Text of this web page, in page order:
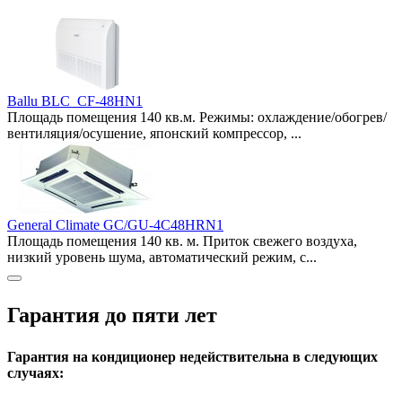
Ballu BLC_CF-48HN1
Площадь помещения 140 кв.м. Режимы: охлаждение/обогрев/
вентиляция/осушение, японский компрессор, ...
General Climate GC/GU-4C48HRN1
Площадь помещения 140 кв. м. Приток свежего воздуха,
низкий уровень шума, автоматический режим, с...
Гарантия до пяти лет
Гарантия на кондиционер недействительна в следующих
случаях: